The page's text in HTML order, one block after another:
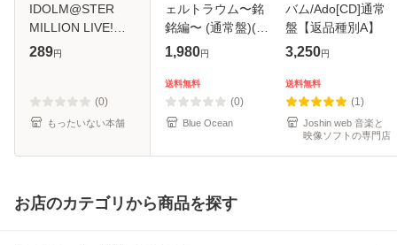
IDOLM@STER
MILLION LIVE!
M@STER
奈) / バンダイナム
コアーツ [CD]【メ
289円
(0)
もったいない本舗
ェルトラウム〜銘
銘編〜 (通常盤)(2
枚組) [DVD]
1,980円
送料無料
(0)
Blue Ocean
バム/Ado[CD]通常
盤【返品種別A】
3,250円
送料無料
(1)
Joshin web 音楽と
映像ソフトの専門店
お店のカテゴリから商品を探す